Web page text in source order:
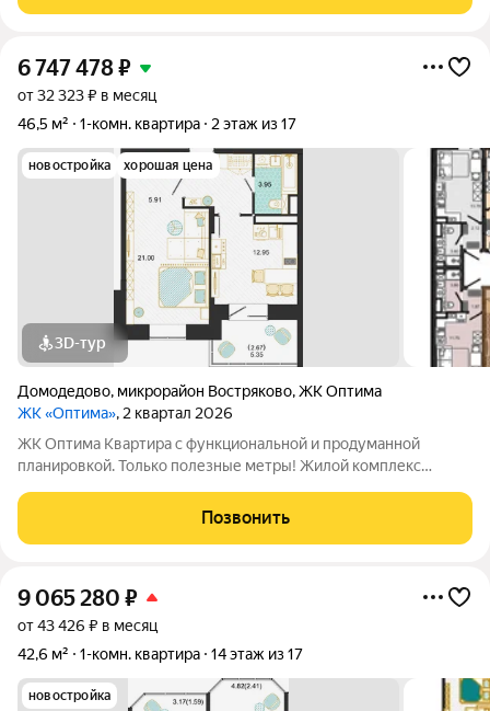
6 747 478₽
от 32 323 ₽ в месяц
46,5 м²
1-комн. квартира 2 этаж из 17
новостройка хорошая цена
3D-тур
Домодедово, микрорайон Востряково,ЖК Оптима
ЖК «Оптима», 2 квартал 2026
ЖК Оптима Квартира с функциональной и продуманной
планировкой. Только полезные метры! Жилой комплекс
жизнью городе. Рядом лес, пруд и городской парк «Елочки». В
непосредственной близости - ТЦ
Позвонить
9 065 280 ₽
от 43 426 ₽ в месяц
42,6 м²
1-комн. квартира 14 этаж из 17
новостройка